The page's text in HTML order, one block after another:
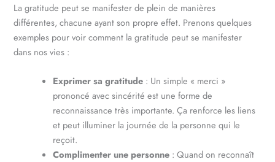
La gratitude peut se manifester de plein de manières
différentes, chacune ayant son propre effet. Prenons quelques
exemples pour voir comment la gratitude peut se manifester
dans nos vies :
Exprimer sa gratitude : Un simple « merci »
prononcé avec sincérité est une forme de
reconnaissance très importante. Ça renforce les liens
et peut illuminer la journée de la personne qui le
reçoit.
Complimenter une personne : Quand on reconnaît